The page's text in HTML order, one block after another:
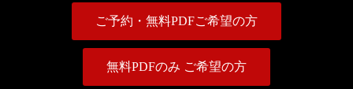
ご予約・無料PDFご希望の方
無料PDFのみ ご希望の方